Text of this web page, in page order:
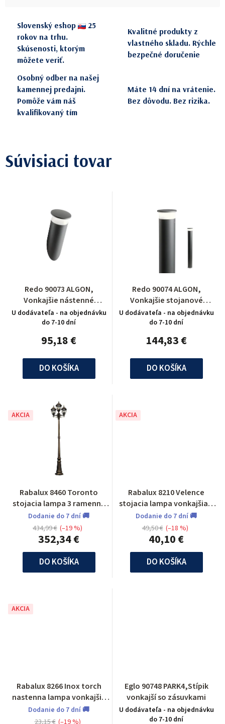
Slovenský eshop
25
rokov na trhu.
Skúsenosti, ktorým
môžete veriť.
Kvalitné produkty z
vlastného skladu. Rýchle
bezpečné doručenie
Osobný odber na našej
kamennej predajni.
Pomôže vám náš
kvalifikovaný tím
Máte 14 dní na vrátenie.
Bez dôvodu. Bez rizika.
Súvisiaci tovar
Redo 90073 ALGON,
Vonkajšie nástenné
svietidlo
U dodávateľa - na objednávku
do 7-10 dní
95,18 €
DO KOŠÍKA
Redo 90074 ALGON,
Vonkajšie stojanové
svietidlo
U dodávateľa - na objednávku
do 7-10 dní
144,83 €
DO KOŠÍKA
AKCIA
Rabalux 8460 Toronto
stojacia lampa 3 ramenna
vonkajšia
Dodanie do 7 dní 🚚
352,34 €
434,99 € (–19 %)
DO KOŠÍKA
AKCIA
Rabalux 8210 Velence
stojacia lampa vonkajšia 1
m
Dodanie do 7 dní 🚚
40,10 €
49,50 € (–18 %)
DO KOŠÍKA
AKCIA
Rabalux 8266 Inox torch
nastenna lampa vonkajšia
so senzorom pohybu
Dodanie do 7 dní 🚚
Eglo 90748 PARK4,Stípik
vonkajší so zásuvkami
U dodávateľa - na objednávku
do 7-10 dní